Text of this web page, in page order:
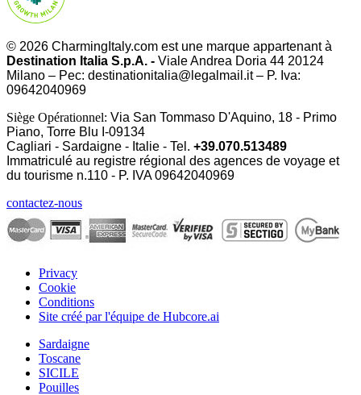
© 2026 CharmingItaly.com est une marque appartenant à
Destination Italia S.p.A. - Viale Andrea Doria 44 20124
Milano – Pec: destinationitalia@legalmail.it – P. Iva:
09642040969
Siège Opérationnel: Via San Tommaso D'Aquino, 18 - Primo
Piano, Torre Blu I-09134
Cagliari - Sardaigne - Italie - Tel. +39.070.513489
Immatriculé au registre régional des agences de voyage et
du tourisme n.110 - P. IVA09642040969
contactez-nous
Privacy
Cookie
Conditions
Site créé par l'équipe de Hubcore.ai
Sardaigne
Toscane
SICILE
Pouilles